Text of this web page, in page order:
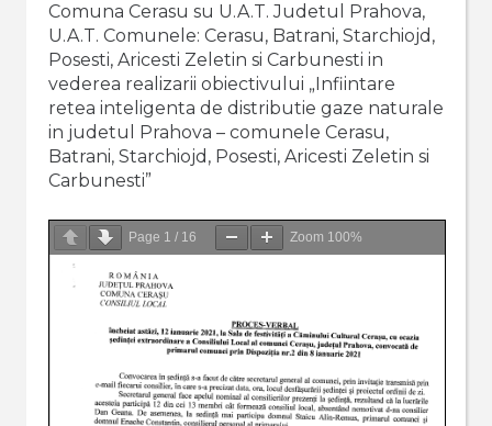
Comuna Cerasu su U.A.T. Judetul Prahova,
U.A.T. Comunele: Cerasu, Batrani, Starchiojd,
Posesti, Aricesti Zeletin si Carbunesti in
vederea realizarii obiectivului „Infiintare
retea inteligenta de distributie gaze naturale
in judetul Prahova – comunele Cerasu,
Batrani, Starchiojd, Posesti, Aricesti Zeletin si
Carbunesti”
Page 1 / 16 Zoom 100%